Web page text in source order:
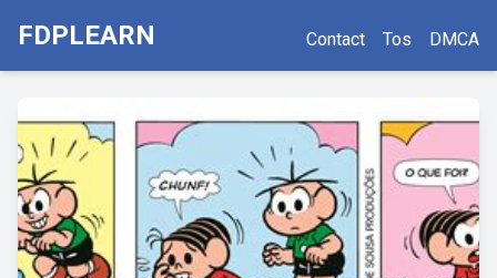
FDPLEARN Contact Tos DMCA